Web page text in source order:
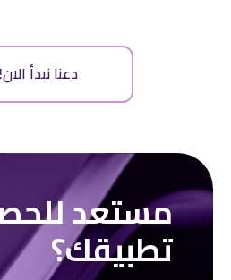
دعنا نبدأ الان!
مستعد
تطبيقك؟